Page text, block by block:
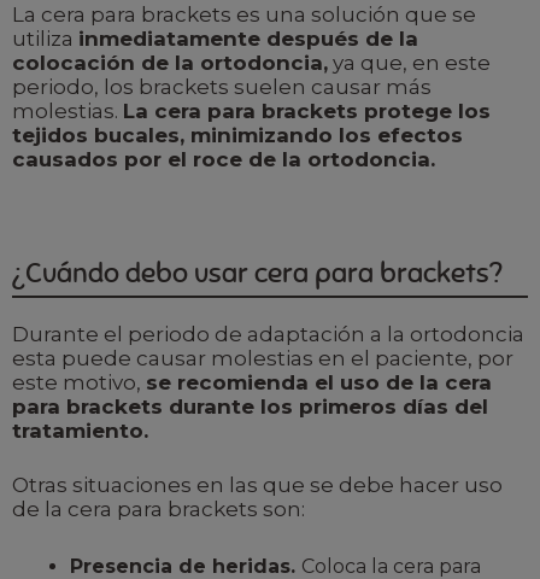
La cera para brackets es una solución que se
utiliza inmediatamente después de la
colocación de la ortodoncia, ya que, en este
periodo, los brackets suelen causar más
molestias. La cera para brackets protege los
tejidos bucales, minimizando los efectos
causados por el roce de la ortodoncia.
¿Cuándo debo usar cera para brackets?
Durante el periodo de adaptación a la ortodoncia
esta puede causar molestias en el paciente, por
este motivo, se recomienda el uso de la cera
para brackets durante los primeros días del
tratamiento.
Otras situaciones en las que se debe hacer uso
de la cera para brackets son:
Presencia de heridas. Coloca la cera para